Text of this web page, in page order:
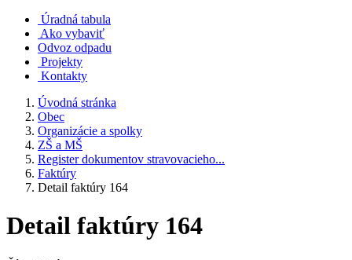
Úradná tabula
Ako vybaviť
Odvoz odpadu
Projekty
Kontakty
Úvodná stránka
Obec
Organizácie a spolky
ZŠ a MŠ
Register dokumentov stravovacieho...
Faktúry
Detail faktúry 164
Detail faktúry 164